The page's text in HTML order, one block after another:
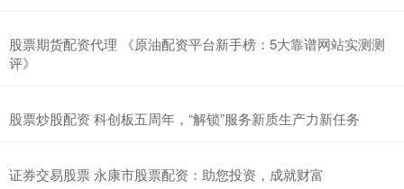
股票期货配资代理 《原油配资平台新手榜：5大靠谱网站实测测
评》
股票炒股配资 科创板五周年，“解锁”服务新质生产力新任务
证券交易股票 永康市股票配资：助您投资，成就财富